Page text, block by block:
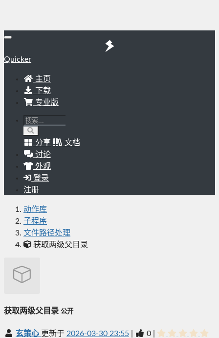
Quicker
主页
下载
专业版
分享
文档
讨论
外观
登录
注册
动作库
子程序
文件路径处理
获取两级父目录
获取两级父目录 公开
玄策心 更新于 2026-03-30 23:55 0